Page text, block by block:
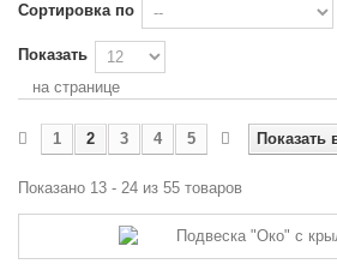
Сортировка по
Показать
на странице
Показать
1 2 3 4 5
Показано 13 - 24 из 55 товаров